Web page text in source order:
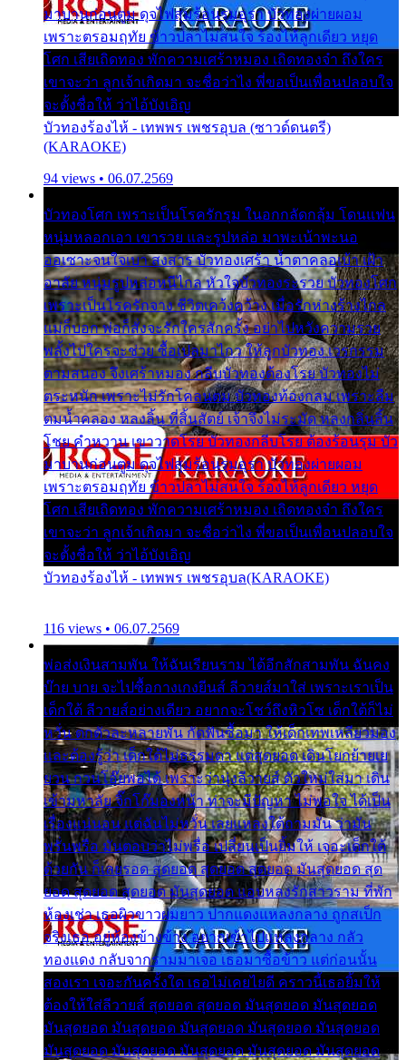
มาบานก่อนตูม ดุจไฟสุมร้อนรุมอุรา บัวทองผ่ายผอม
เพราะตรอมฤทัย ข้าวปลาไม่สนใจ ร้องไห้ลูกเดียว หยุด
โศก เสียเถิดทอง พักความเศร้าหมอง เถิดทองจ๋า ถึงใคร
เขาจะว่า ลูกเจ้าเกิดมา จะชื่อว่าไง พี่ขอเป็นเพื่อนปลอบใจ
จะตั้งชื่อให้ ว่าไอ้บังเอิญ
บัวทองร้องไห้ - เทพพร เพชรอุบล (ซาวด์ดนตรี)
(KARAOKE)
94 views • 06.07.2569
บัวทองโศก เพราะเป็นโรครักรุม ในอกกลัดกลุ้ม โดนแฟน
หนุ่มหลอกเอา เขารวย และรูปหล่อ มาพะเน้าพะนอ
ออเซาะจนใจเบา สงสาร บัวทองเศร้า น้ำตาคลอเบ้า เฝ้า
อาลัย หนุ่มรูปหล่อหนีไกล หัวใจบัวทองระรวย บัวทองโศก
เพราะเป็นโรครักจาง ชีวิตเคว้งคว้าง เมื่อรักห่างร้างไกล
แม่ก็บอก พ่อก็สั่งจะรักใครสักครั้ง อย่าไปหวังความรวย
พลั้งไปใครจะช่วย ซื้อเปลมาไกว ให้ลูกบัวทอง เวรกรรม
ตามสนอง จึงเศร้าหมอง กลีบบัวทองต้องโรย บัวทองไม่
ตระหนัก เพราะไม่รักโคลนตม บัวทองท้องกลม เพราะลืม
ตมน้ำคลอง หลงลิ้น ที่สิ้นสัตย์ เจ้าจึงไม่ระมัด หลงกลิ่นลิ้น
โชย คำหวาน เขาวาดโรย บัวทองกลีบโรย ต้องร้อนรุม บัว
มาบานก่อนตูม ดุจไฟสุมร้อนรุมอุรา บัวทองผ่ายผอม
เพราะตรอมฤทัย ข้าวปลาไม่สนใจ ร้องไห้ลูกเดียว หยุด
โศก เสียเถิดทอง พักความเศร้าหมอง เถิดทองจ๋า ถึงใคร
เขาจะว่า ลูกเจ้าเกิดมา จะชื่อว่าไง พี่ขอเป็นเพื่อนปลอบใจ
จะตั้งชื่อให้ ว่าไอ้บังเอิญ
บัวทองร้องไห้ - เทพพร เพชรอุบล(KARAOKE)
116 views • 06.07.2569
พ่อส่งเงินสามพัน ให้ฉันเรียนราม ได้อีกสักสามพัน ฉันคง
บ๊าย บาย จะไปซื้อกางเกงยีนส์ ลีวายส์มาใส่ เพราะเราเป็น
เด็กใต้ ลีวายส์อย่างเดียว อยากจะโชว์ถึงหิวโซ เด็กใต้ก็ไม่
หวั่น ตกตัวละหลายพัน กัดฟันซื้อมา ให้เด็กเทพเหลียวมอง
และต้องรู้ว่า เด็กใต้ไม่ธรรมดา แต่สุดยอด เดินโยกย้ายเย
ยวน กวนโอ๊ยพอได้ เพราะว่านุ่งลีวายส์ ตัวใหม่ใส่มา เดิน
เข้ามหาลัย จิ๊กโก๊มองหน้า ท่าจะมีปัญหา ไม่พอใจ ได้เป็น
เรื่องแน่นอน แต่ฉันไม่หวั่น เลยแหลงใต้ถามมัน ว่ามัน
พรั่นพรือ มันตอบว่าไม่พรื่อ เปลี่ยนเป็นยิ้มให้ เจอะเด็กใต้
ด้วยกัน ก็เลยรอด สุดยอด สุดยอด สุดยอด มันสุดยอด สุด
ยอด สุดยอด สุดยอด มันสุดยอด แอบหลงรักสาวราม ที่พัก
ห้องเช่า เธอผิวขาวผมยาว ปากแดงแหลงกลาง ถูกสเป็ก
จริงเธอ อยู่ห้องข้างข้าง อยากเข้าไปแหลงกลาง กลัว
ทองแดง กลับจากรามมาเจอ เธอมาซื้อข้าว แต่ก่อนนั้น
สองเรา เจอะกันครั้งใด เธอไม่เคยไยดี คราวนี้เธอยิ้มให้
ต้องให้ใส่ลีวายส์ สุดยอด สุดยอด มันสุดยอด มันสุดยอด
มันสุดยอด มันสุดยอด มันสุดยอด มันสุดยอด มันสุดยอด
มันสุดยอด มันสุดยอด มันสุดยอด มันสุดยอด มันสุดยอด